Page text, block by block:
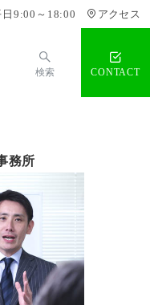
日9:00～18:00 アクセス
検索 CONTACT
務所